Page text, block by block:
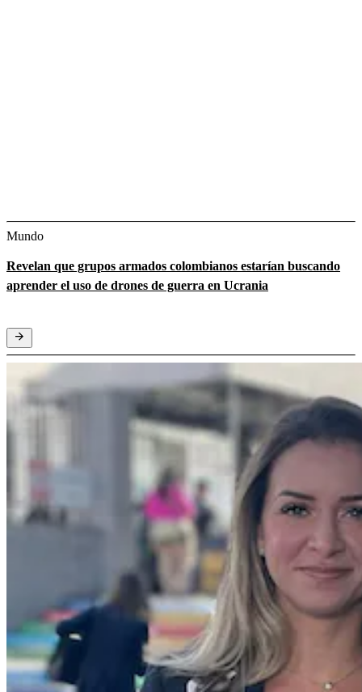
Mundo
Revelan que grupos armados colombianos estarían buscando
aprender el uso de drones de guerra en Ucrania